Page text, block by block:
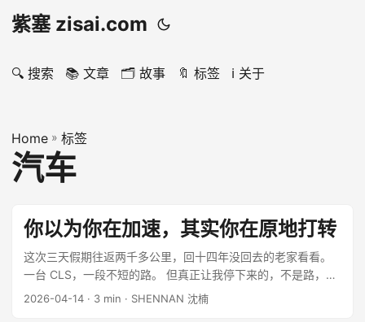
紫塞 zisai.com
🔍 搜索 📚 文章 🗂️ 故事 🔖 标签 ℹ️ 关于
Home » 标签
汽车
你以为你在加速，其实你在原地打转
这次三天假期往返两千多公里，回十四年没回去的老家看看。
一台 CLS，一段不短的路。 但真正让我停下来的，不是路，是
一个反复出现的画面： 高速上，总有人从你身边冲过去。 ...
2026-04-14 · 3 min · SHENNAN 沈楠